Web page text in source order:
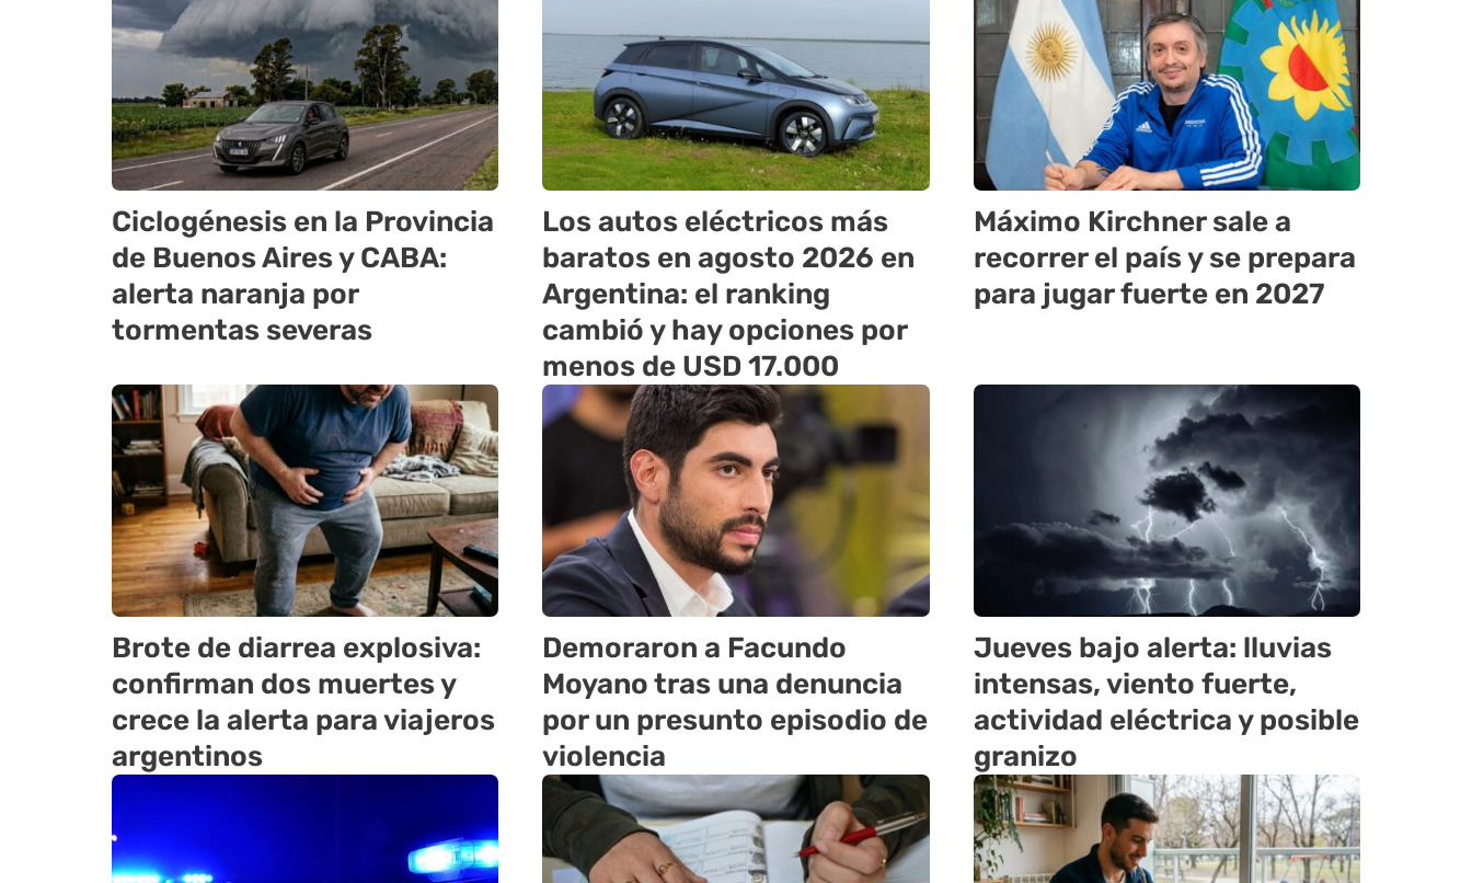
Ciclogénesis en la Provincia
de Buenos Aires y CABA:
alerta naranja por
tormentas severas
Los autos eléctricos más
baratos en agosto 2026 en
Argentina: el ranking
cambió y hay opciones por
menos de USD 17.000
Máximo Kirchner sale a
recorrer el país y se prepara
para jugar fuerte en 2027
Brote de diarrea explosiva:
confirman dos muertes y
crece la alerta para viajeros
argentinos
Demoraron a Facundo
Moyano tras una denuncia
por un presunto episodio de
violencia
Jueves bajo alerta: lluvias
intensas, viento fuerte,
actividad eléctrica y posible
granizo